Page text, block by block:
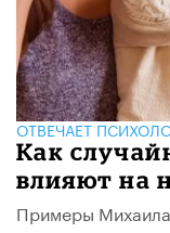
ОТВЕЧАЕТ
​Как
влияют на
Примеры